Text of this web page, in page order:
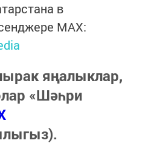
в
MАХ:
яңалыклар,
«Шәһри